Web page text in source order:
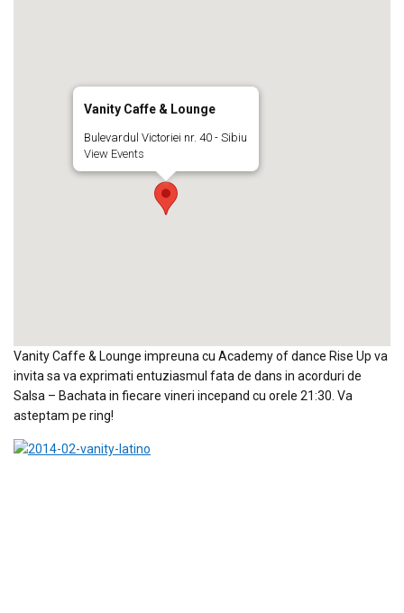
Vanity Caffe & Lounge
Bulevardul Victoriei nr. 40 - Sibiu
View Events
Vanity Caffe & Lounge impreuna cu Academy of dance Rise Up va
invita sa va exprimati entuziasmul fata de dans in acorduri de
Salsa – Bachata in fiecare vineri incepand cu orele 21:30. Va
asteptam pe ring!